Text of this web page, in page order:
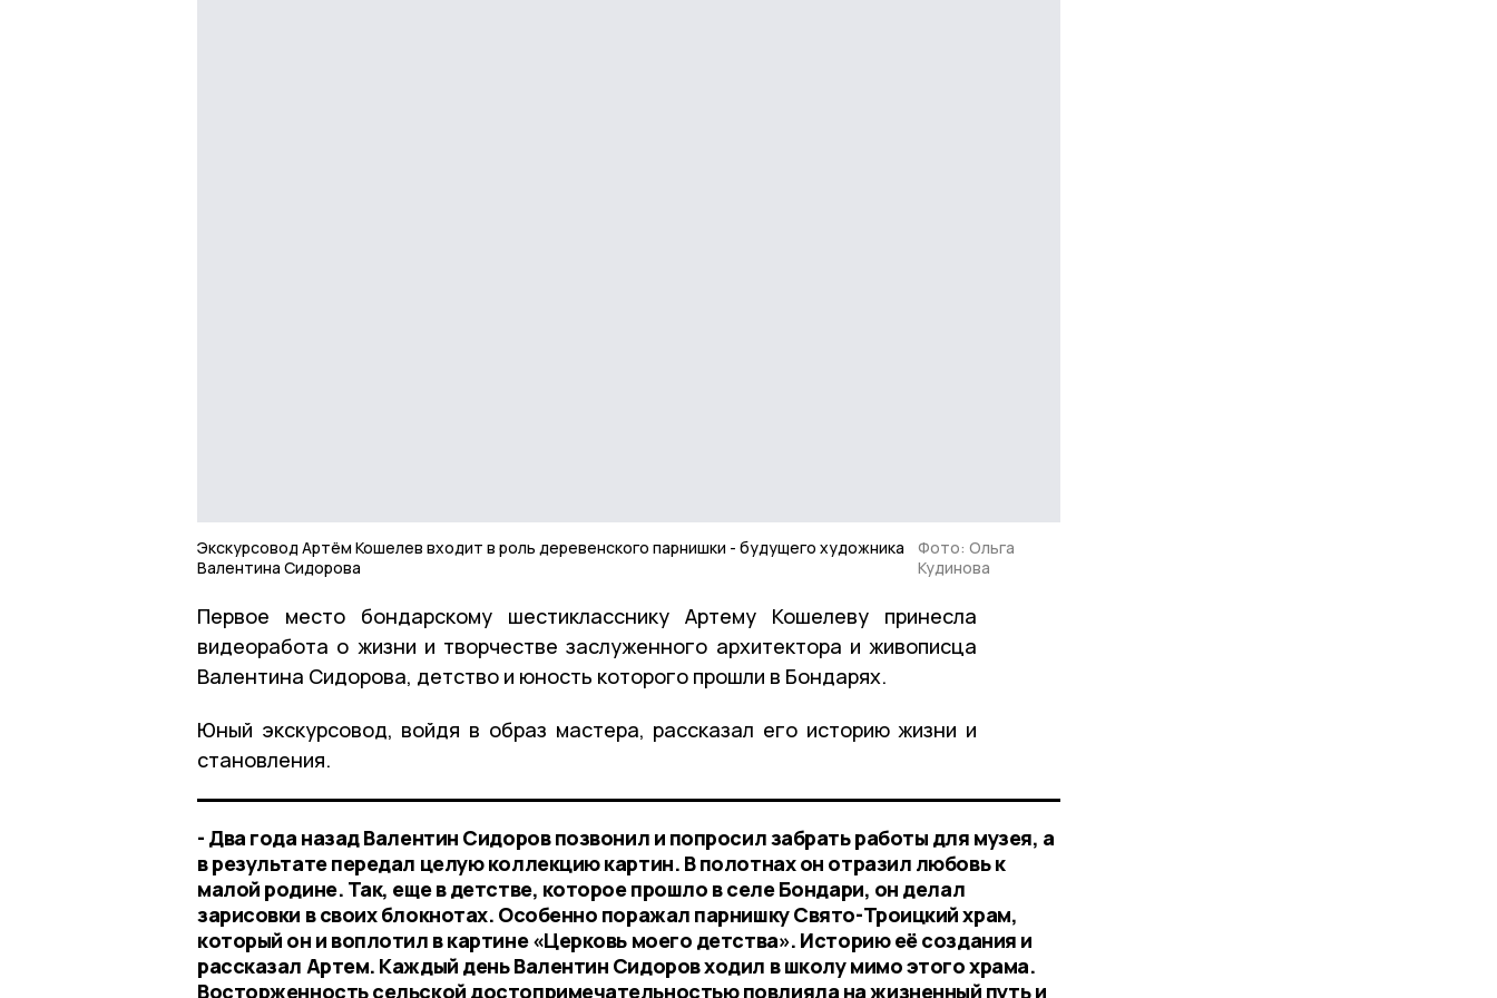
Экскурсовод Артём Кошелев входит в роль деревенского парнишки - будущего художника
Валентина Сидорова
Фото: Ольга
Кудинова
Первое место бондарскому шестикласснику Артему Кошелеву принесла
видеоработа о жизни и творчестве заслуженного архитектора и живописца
Валентина Сидорова, детство и юность которого прошли в Бондарях.
Юный экскурсовод, войдя в образ мастера, рассказал его историю жизни и
становления.
- Два года назад Валентин Сидоров позвонил и попросил забрать работы для музея, а
в результате передал целую коллекцию картин. В полотнах он отразил любовь к
малой родине. Так, еще в детстве, которое прошло в селе Бондари, он делал
зарисовки в своих блокнотах. Особенно поражал парнишку Свято-Троицкий храм,
который он и воплотил в картине «Церковь моего детства». Историю её создания и
рассказал Артем. Каждый день Валентин Сидоров ходил в школу мимо этого храма.
Восторженность сельской достопримечательностью повлияла на жизненный путь и